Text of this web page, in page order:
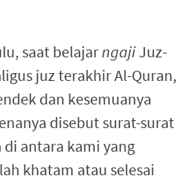
saat belajarngajiJuz-
juz terakhir Al-Quran,
dan kesemuanya
disebut surat-surat
antara kami yang
khatam atau selesai